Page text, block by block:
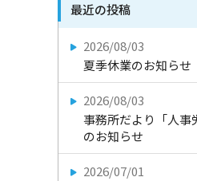
最近の投稿
2026/08/03
夏季休業のお知らせ
2026/08/03
事務所だより「人事
のお知らせ
2026/07/01